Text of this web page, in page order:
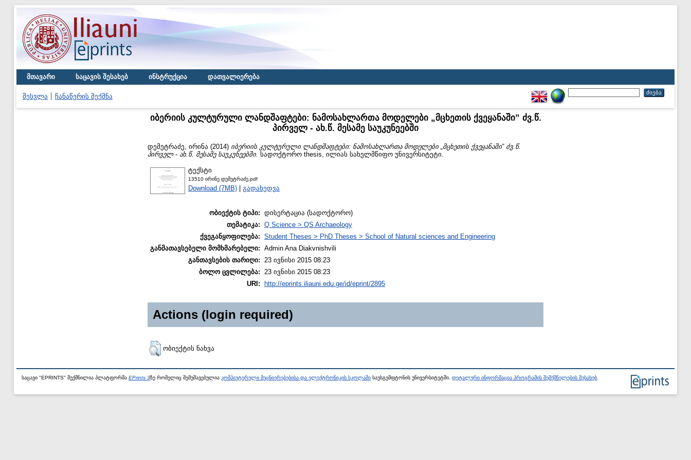
მთავარი საცავის შესახებ ინსტრუქცია დათვალიერება
შესვლა ჩანაწერის შექმნა
იბერიის კულტურული ლანდშაფტები: ნამოსახლართა მოდელები „მცხეთის ქვეყანაში” ძვ.წ.
პირველ - ახ.წ. მესამე საუკუნეებში
დემეტრაძე, ირინა (2014) იბერიის კულტურული ლანდშაფტები: ნამოსახლართა მოდელები „მცხეთის ქვეყანაში” ძვ.წ.
პირველ - ახ.წ. მესამე საუკუნეებში. სადოქტორო thesis, ილიას სახელმწიფო უნივერსიტეტი.
ტექსტი
13510 ირინე დემეტრაძე.pdf
Download (7MB) | გადახედვა
ობიექტის ტიპი: დისერტაცია (სადოქტორო)
თემატიკა: Q Science > QS Archaeology
ქვეგანყოფილება: Student Theses > PhD Theses > School of Natural sciences and Engineering
განმათავსებელი მომხმარებელი: Admin Ana Diakvnishvili
განთავსების თარიღი: 23 ივნისი 2015 08:23
ბოლო ცვლილება: 23 ივნისი 2015 08:23
URI:
http://eprints.iliauni.edu.ge/id/eprint/2895
Actions (login required)
ობიექტის ნახვა
საცავი "EPRINTS" შექმნილია პლატფორმა EPrints 3ზე რომელიც შემუშავებულია კომპიუტერული მეცნიერებებისა და ელექტრონიკის სკოლაში საუსგემფტონის უნივერსიტეტში. დეტალური ინფორმაცია პროგრამის შემქმნელების შესახებ.